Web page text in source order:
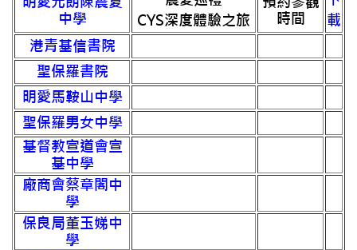
中學
CYS深度體驗之旅
時間
載
港青基信書院
聖保羅書院
明愛馬鞍山中學
聖保羅男女中學
基督教宣道會宣
基中學
廠商會蔡章閣中
學
保良局董玉娣中
學